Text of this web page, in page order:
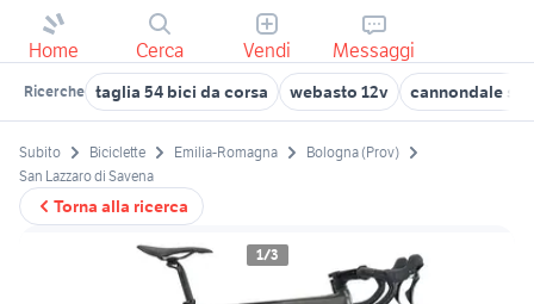
Home Cerca Vendi Messaggi
Ricerche taglia 54 bici da corsa webasto 12v cannondale
Torna alla ricerca
Subito Biciclette Emilia-Romagna
Bologna (Prov)
San Lazzaro di Savena
1/3